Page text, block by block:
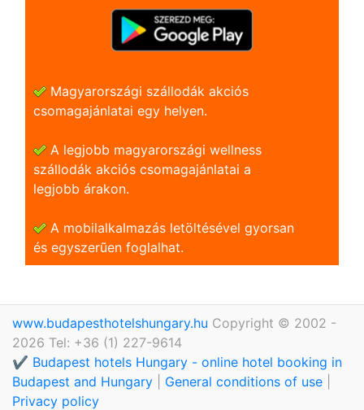
Magyarországi szállodák akciós
csomagajánlatai egy helyen.
A legjobb magyarországi wellness
szállodák akciós csomagajánlatai a
legjobb árakon.
A mobilalkalmazás letöltésével gyorsan
és egyszerũen foglalhat.
www.budapesthotelshungary.hu Copyright © 2002 -
2026 Tel: +36 (1) 227-9614
✔️ Budapest hotels Hungary - online hotel booking in
Budapest and Hungary
General conditions of use
Privacy policy